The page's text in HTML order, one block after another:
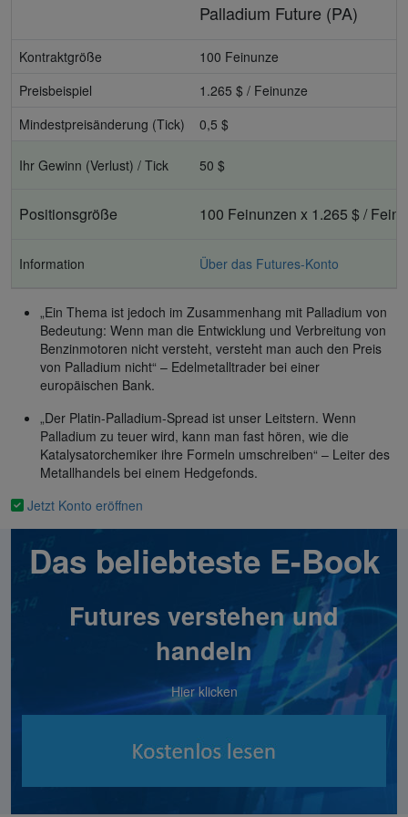
Palladium Future (PA)
Kontraktgröße
100 Feinunze
Preisbeispiel
1.265 $ / Feinunze
Mindestpreisänderung (Tick)
0,5 $
Ihr Gewinn (Verlust) / Tick 50 $
Positionsgröße 100 Feinunzen x 1.265 $ /
Information Über das Futures-Konto
„Ein Thema ist jedoch im Zusammenhang mit Palladium von
Bedeutung: Wenn man die Entwicklung und Verbreitung von
Benzinmotoren nicht versteht, versteht man auch den Preis
von Palladium nicht“ – Edelmetalltrader bei einer
europäischen Bank.
„Der Platin-Palladium-Spread ist unser Leitstern. Wenn
Palladium zu teuer wird, kann man fast hören, wie die
Katalysatorchemiker ihre Formeln umschreiben“ – Leiter des
Metallhandels bei einem Hedgefonds.
Jetzt Konto eröffnen
Das beliebteste E-Book
Futures verstehen und
handeln
Hier klicken